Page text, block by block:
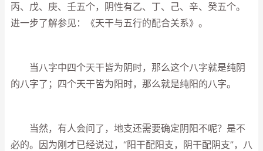
丙、戊、庚、壬五个，阴性有乙、丁、己、辛、癸五个。
进一步了解参见：《天干与五行的配合关系》。
当八字中四个天干皆为阴时，那么这个八字就是纯阴
的八字了；四个天干皆为阳时，那么就是纯阳的八字。
当然，有人会问了，地支还需要确定阴阳不呢？是不
必的。因为刚才已经说过，“阳干配阳支，阴干配阴支”，八